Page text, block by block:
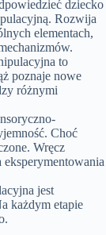
dziecko
Rozwija
elementach,
to
poznaje nowe
różnymi
Choć
Wręcz
eksperymentowania
jest
każdym etapie